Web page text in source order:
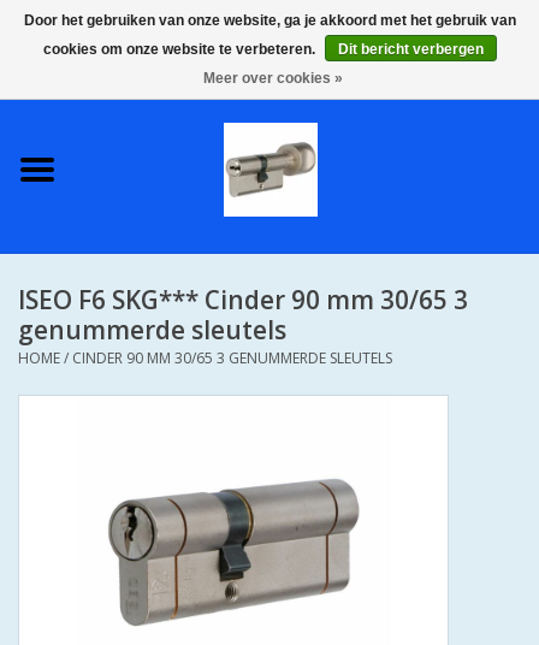
0 Artikelen - €0,00
S2 COMPLETE VEILIGE
SKG**
IEDERE GEWENSTE MAAT MET
S2 CILINDERSLOTEN IN IEDERE
GEWENSTE MAAT MET
KEERSLEUTEL
(GAATJES)VEILIGE
ISEO F6 SKG*** Cinder 90 mm 30/65 3
genummerde sleutels
HOME/ CINDER 90 MM 30/65 3 GENUMMERDE SLEUTELS
Door het gebruiken van onze website, ga je akkoord met het gebruik van
cookies om onze website te verbeteren.
Dit bericht verbergen
Meer over cookies »